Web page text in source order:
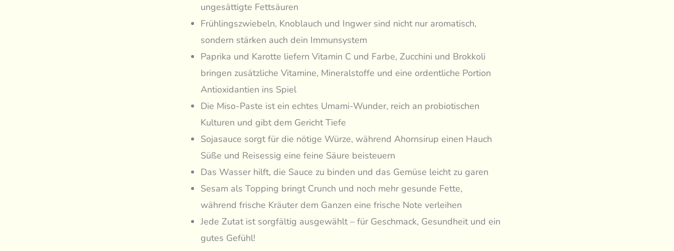
ungesättigte Fettsäuren
Frühlingszwiebeln, Knoblauch und Ingwer sind nicht nur aromatisch,
sondern stärken auch dein Immunsystem
Paprika und Karotte liefern Vitamin C und Farbe, Zucchini und Brokkoli
bringen zusätzliche Vitamine, Mineralstoffe und eine ordentliche Portion
Antioxidantien ins Spiel
Die Miso-Paste ist ein echtes Umami-Wunder, reich an probiotischen
Kulturen und gibt dem Gericht Tiefe
Sojasauce sorgt für die nötige Würze, während Ahornsirup einen Hauch
Süße und Reisessig eine feine Säure beisteuern
Das Wasser hilft, die Sauce zu binden und das Gemüse leicht zu garen
Sesam als Topping bringt Crunch und noch mehr gesunde Fette,
während frische Kräuter dem Ganzen eine frische Note verleihen
Jede Zutat ist sorgfältig ausgewählt – für Geschmack, Gesundheit und ein
gutes Gefühl!